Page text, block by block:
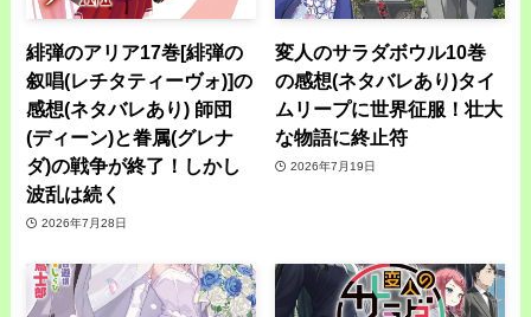
緋弾のアリア17巻[緋弾の
叙唱(レチタティーヴォ)]の
感想(ネタバレあり) 師団
(ディーン)と眷属(グレナ
ダ)の戦争が終了！しかし
波乱は続く
2026年7月28日
変人のサラダボウル10巻
の感想(ネタバレあり)タイ
ムリープに世界征服！壮大
な物語に終止符
2026年7月19日